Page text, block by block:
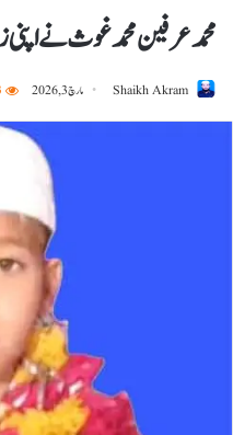
محمد عرفین محمد غوث نے اپنی
Shaikh Akram مارچ 3, 2026